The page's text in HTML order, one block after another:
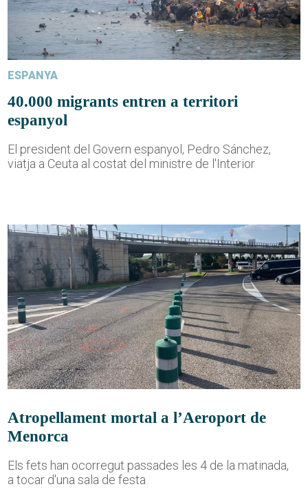
ESPANYA
40.000 migrants entren a territori
espanyol
El president del Govern espanyol, Pedro Sánchez,
viatja a Ceuta al costat del ministre de l'Interior
Atropellament mortal a l’Aeroport de
Menorca
Els fets han ocorregut passades les 4 de la matinada,
a tocar d'una sala de festa